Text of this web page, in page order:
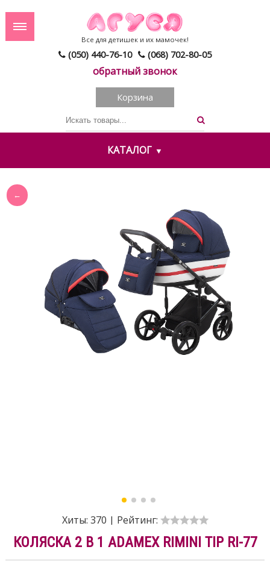
(050) 440-76-10 (068) 702-80-05
обратный звонок
Все для детишек и их мамочек!
Корзина
КАТАЛОГ
Хиты: 370 | Рейтинг:
КОЛЯСКА 2 В 1 ADAMEX RIMINI TIP RI-77